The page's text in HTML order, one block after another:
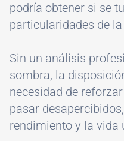
podría obtener si se
particularidades de
Sin un análisis
sombra, la
necesidad de
pasar
rendimiento y la vida